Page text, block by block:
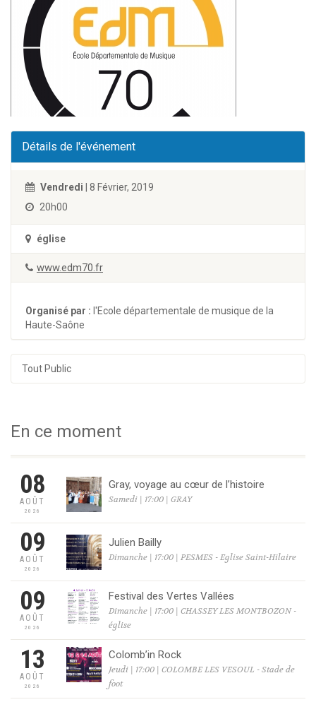
Détails de l'événement
Vendredi | 8 Février, 2019
20h00
église
www.edm70.fr
Organisé par : l'Ecole départementale de musique de la
Haute-Saône
Tout Public
En ce moment
08
AOÛT
2026
Gray, voyage au cœur de l’histoire
Samedi | 17:00 | GRAY
09
AOÛT
2026
Julien Bailly
Dimanche | 17:00 | PESMES - Eglise Saint-Hilaire
09
AOÛT
2026
Festival des Vertes Vallées
Dimanche | 17:00 | CHASSEY LES MONTBOZON -
église
13
AOÛT
2026
Colomb’in Rock
Jeudi | 17:00 | COLOMBE LES VESOUL - Stade de
foot